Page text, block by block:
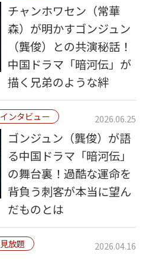
チャンホワセン（常華
森）が明かすゴンジュン
（龔俊）との共演秘話！
中国ドラマ「暗河伝」が
描く兄弟のような絆
インタビュー 2026.06.25
ゴンジュン（龔俊）が語
る中国ドラマ「暗河伝」
の舞台裏！過酷な運命を
背負う刺客が本当に望ん
だものとは
見放題
2026.04.16